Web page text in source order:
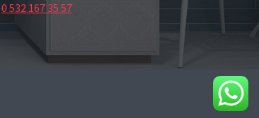
0 532 167 35 57